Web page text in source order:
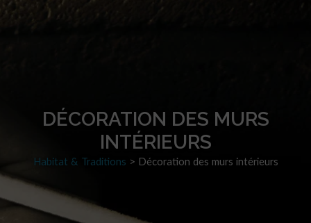
DÉCORATION DES MURS
INTÉRIEURS
Habitat & Traditions > Décoration des murs intérieurs